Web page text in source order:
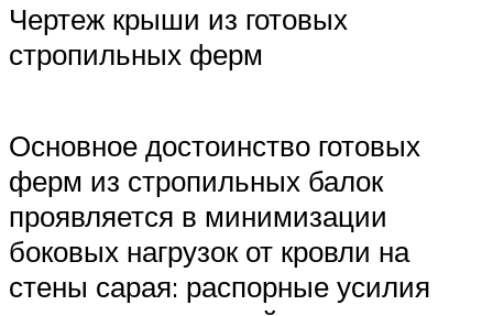
Чертеж крыши из готовых
стропильных ферм
Основное достоинство готовых
ферм из стропильных балок
проявляется в минимизации
боковых нагрузок от кровли на
стены сарая: распорные усилия